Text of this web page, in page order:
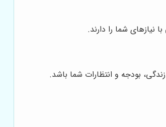
شما را دارند.
بودجه و انتظارات شما باشد.